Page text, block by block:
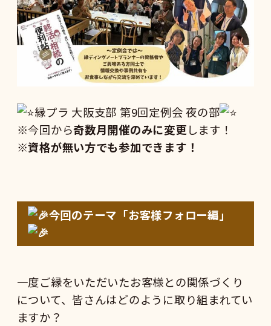
縁プラ 大阪支部 第9回定例会 夜の部
※今回から奇数月開催のみに変更します！
※資格が無い方でも参加できます！
今回のテーマ「お客様フォロー編」
一度ご縁をいただいたお客様との関係づくり
について、皆さんはどのように取り組まれてい
ますか？